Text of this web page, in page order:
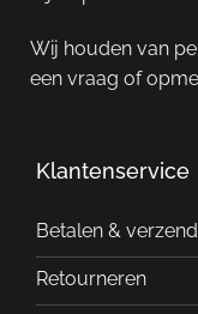
Wij houden van
een vraag of
Klantenservice
Betalen &
Retourneren